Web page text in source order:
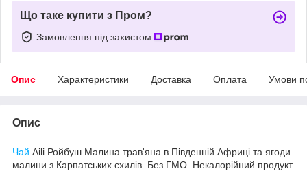
Що таке купити з Пром?
Замовлення під захистом
Опис Характеристики Доставка Оплата Умови
Опис
Чай Aili Ройбуш Малина трав'яна в Південній Африці та ягоди
малини з Карпатських схилів. Без ГМО. Некалорійний продукт.